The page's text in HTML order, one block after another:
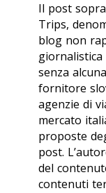
Il post
Trips,
blog non
senza
fornitore
agenzie di
mercato
proposte
post.
del
contenuti